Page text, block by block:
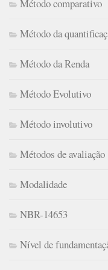
Método comparativo
Método da
Método da Renda
Método Evolutivo
Método involutivo
Métodos de avaliação
Modalidade
NBR-14653
Nível de